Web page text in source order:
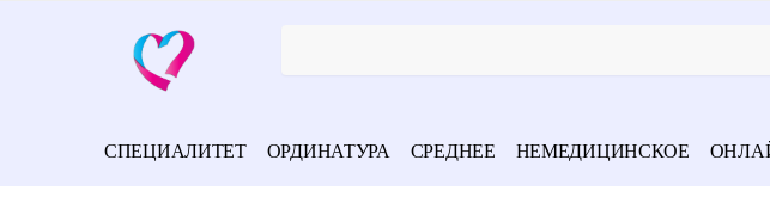
СПЕЦИАЛИТЕТ ОРДИНАТУРА СРЕДНЕЕ НЕМЕДИЦИНСКОЕ